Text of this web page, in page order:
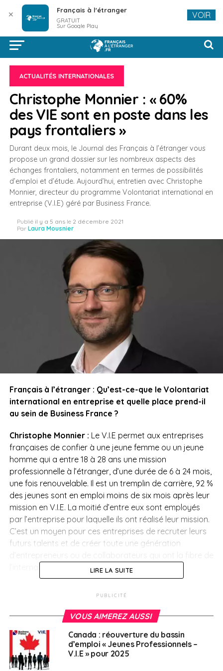
ACTUALITÉS INTERNATIONALES
Christophe Monnier : « 60%
des VIE sont en poste dans les
pays frontaliers »
Durant deux mois, le Journal des Français à l’étranger vous
propose un grand dossier sur les nombreux aspects des
échanges frontaliers, notamment en termes de possibilités
d’emploi et d’étude. Aujourd’hui, entretien avec Christophe
Monnier, directeur du programme Volontariat international en
entreprise (V.I.E) géré par Business France.
Publié il y a 5 ans le 2 décembre 2021
Par Laura Mousnier
Français à l’étranger : Qu’est-ce-que le Volontariat
international en entreprise et quelle place prend-il
au sein de Business France ?
Christophe Monnier : Le V.I.E permet aux entreprises
françaises de confier à une jeune femme ou un jeune
homme qui a entre 18 à 28 ans une mission
professionnelle à l’étranger, d’une durée de 6 à 24 mois,
une fois renouvelable. Il est un tremplin de carrière, 92 %
des jeunes sont en emploi moins de six mois après leur
mission en V.I.E. La moitié d’entre eux sont employés
par l’entreprise pour laquelle ils ont réalisé leur mission.
C’est un moyen pour ces entreprises de recruter leurs
futurs talents et de créer toute une génération
l’internationalisation de l’économie française qui
promeut l’export des produits français à l’étranger. Le
second repose sur la promotion de l’attractivité en
incitant les investisseurs internationaux à choisir le site
en France pour créer des centres de production, de
LIRE LA SUITE
PUBLICITÉ
VOUS AIMEREZ AUSSI
Canada : réouverture du bassin
d’emploi « Jeunes Professionnels –
V.I.E » pour 2025
✕ Français à l'étranger
GRATUIT
Sur Google Play
VOIR